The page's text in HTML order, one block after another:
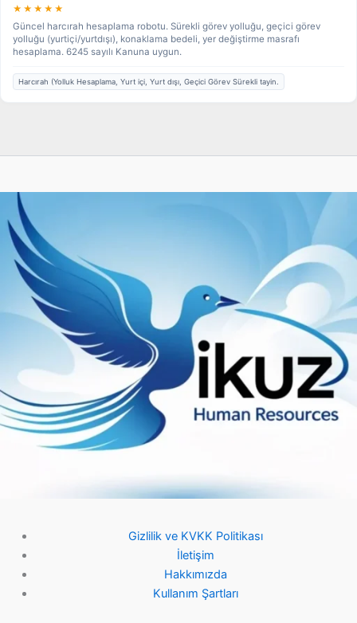
★★★★★
Güncel harcırah hesaplama robotu. Sürekli görev yolluğu, geçici görev
yolluğu (yurtiçi/yurtdışı), konaklama bedeli, yer değiştirme masrafı
hesaplama. 6245 sayılı Kanuna uygun.
Harcırah (Yolluk Hesaplama, Yurt içi, Yurt dışı, Geçici Görev Sürekli tayin.
Gizlilik ve KVKK Politikası
İletişim
Hakkımızda
Kullanım Şartları